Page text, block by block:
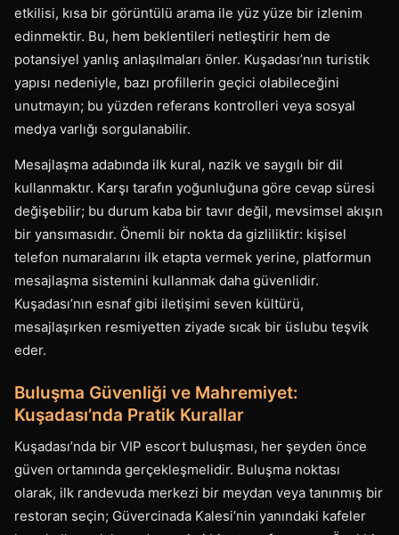
etkilisi, kısa bir görüntülü arama ile yüz yüze bir izlenim
edinmektir. Bu, hem beklentileri netleştirir hem de
potansiyel yanlış anlaşılmaları önler. Kuşadası’nın turistik
yapısı nedeniyle, bazı profillerin geçici olabileceğini
unutmayın; bu yüzden referans kontrolleri veya sosyal
medya varlığı sorgulanabilir.
Mesajlaşma adabında ilk kural, nazik ve saygılı bir dil
kullanmaktır. Karşı tarafın yoğunluğuna göre cevap süresi
değişebilir; bu durum kaba bir tavır değil, mevsimsel akışın
bir yansımasıdır. Önemli bir nokta da gizliliktir: kişisel
telefon numaralarını ilk etapta vermek yerine, platformun
mesajlaşma sistemini kullanmak daha güvenlidir.
Kuşadası’nın esnaf gibi iletişimi seven kültürü,
mesajlaşırken resmiyetten ziyade sıcak bir üslubu teşvik
eder.
Buluşma Güvenliği ve Mahremiyet:
Kuşadası’nda Pratik Kurallar
Kuşadası’nda bir VIP escort buluşması, her şeyden önce
güven ortamında gerçekleşmelidir. Buluşma noktası
olarak, ilk randevuda merkezi bir meydan veya tanınmış bir
restoran seçin; Güvercinada Kalesi’nin yanındaki kafeler